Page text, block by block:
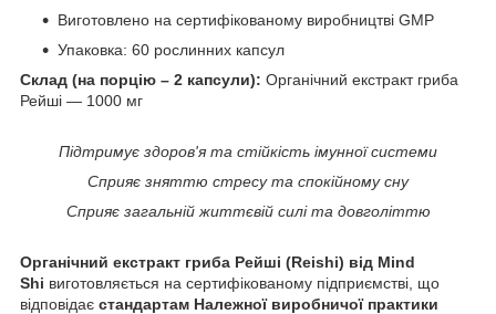
Виготовлено на сертифікованому виробництві GMP
Упаковка: 60 рослинних капсул
Склад (на порцію – 2 капсули): Органічний екстракт гриба
Рейші — 1000 мг
Підтримує здоров'я та стійкість імунної системи
Сприяє зняттю стресу та спокійному сну
Сприяє загальній життєвій силі та довголіттю
Органічний екстракт гриба Рейші (Reishi) від Mind
Shi виготовляється на сертифікованому підприємстві, що
відповідає стандартам Належної виробничої практики